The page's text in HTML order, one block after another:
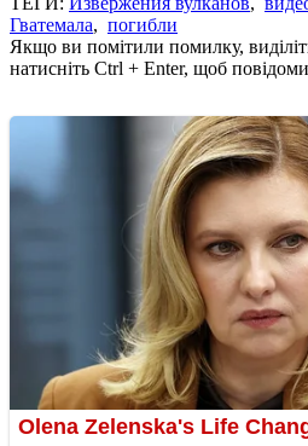
Гватемала, погибли
Якщо ви помітили помилку,
натисніть Ctrl + Enter, щоб